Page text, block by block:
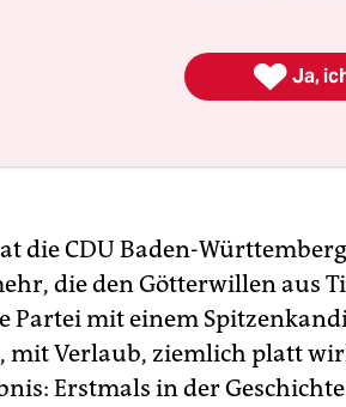
die CDU Baden-
die den Götterwillen aus
Partei mit einem
mit Verlaub, ziemlich platt
Erstmals in der
 Ja,